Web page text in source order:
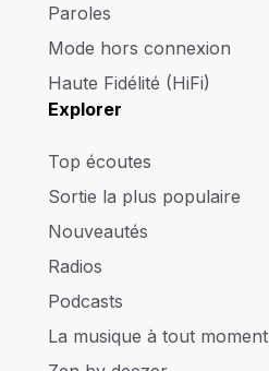
Paroles
Mode hors connexion
Haute Fidélité (HiFi)
Explorer
Top écoutes
Sortie la plus populaire
Nouveautés
Radios
Podcasts
La musique à tout moment